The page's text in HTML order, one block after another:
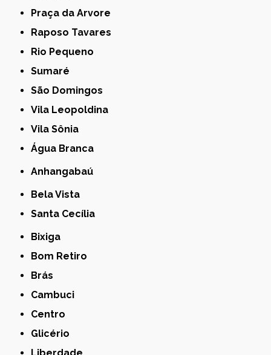
Praça da Arvore
Raposo Tavares
Rio Pequeno
Sumaré
São Domingos
Vila Leopoldina
Vila Sônia
Água Branca
Anhangabaú
Bela Vista
Santa Cecília
Bixiga
Bom Retiro
Brás
Cambuci
Centro
Glicério